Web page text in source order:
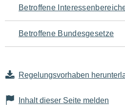
den
Seiteninhalt
Betroffene
Betroffene Bundesgesetze
Regelungsvorhaben
Inhalt dieser Seite melden